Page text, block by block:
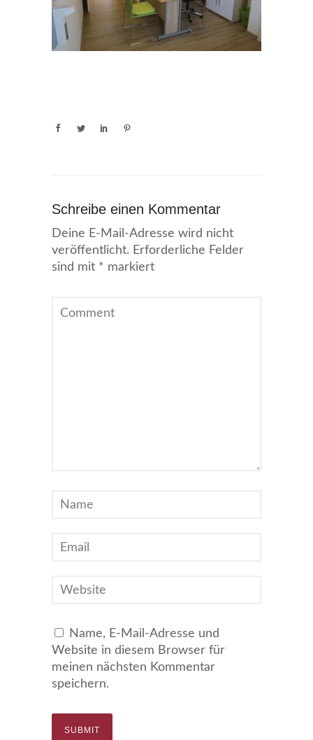
Schreibe einen Kommentar
Deine E-Mail-Adresse wird nicht
veröffentlicht. Erforderliche Felder
sind mit * markiert
Name, E-Mail-Adresse und
Website in diesem Browser für
meinen nächsten Kommentar
speichern.